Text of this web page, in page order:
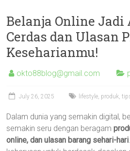
Belanja Online Jadi
Cerdas dan Ulasan
Keseharianmu!
okto88blog@gmail.com
July 26, 2025 lifestyle, produk,
Dalam dunia yang semakin digital,
semakin seru dengan beragam
online, dan ulasan barang sehari-hari